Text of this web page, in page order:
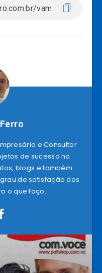
e Consultor
de sucesso na
blogs e também
de satisfação dos
o que faço.